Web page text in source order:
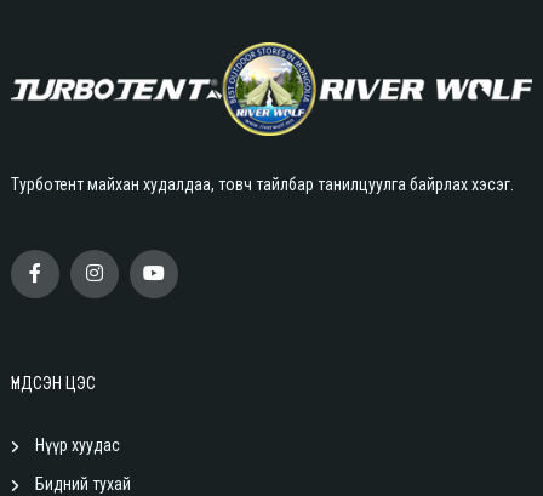
Турботент майхан худалдаа, товч тайлбар танилцуулга байрлах хэсэг.
ҮНДСЭН ЦЭС
Нүүр хуудас
Бидний тухай